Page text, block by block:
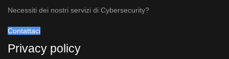
Necessiti dei nostri servizi di Cybersecurity?
Contattaci
Privacy policy